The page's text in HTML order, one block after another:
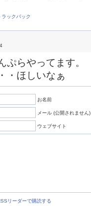
ラックバック
ぷらやってます。
・ほしいなぁ
お名前
メール (公開されません)
ウェブサイト
リーダーで購読する